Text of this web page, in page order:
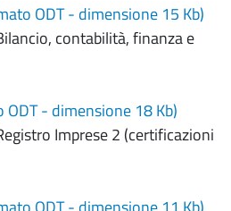
ODT - dimensione 15 Kb)
contabilità, finanza e
- dimensione 18 Kb)
Imprese 2 (certificazioni